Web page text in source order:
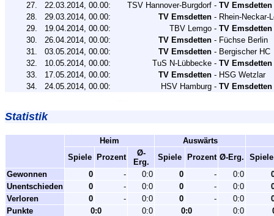
27.
22.03.2014, 00.00: TSV Hannover-Burgdorf - TV Emsdetten
28.
29.03.2014, 00.00: TV Emsdetten - Rhein-Neckar-
29.
19.04.2014, 00.00: TBV Lemgo - TV Emsdetten
30.
26.04.2014, 00.00: TV Emsdetten - Füchse Berlin
31.
03.05.2014, 00.00: TV Emsdetten - Bergischer HC
32.
10.05.2014, 00.00: TuS N-Lübbecke - TV Emsdetten
33.
17.05.2014, 00.00: TV Emsdetten - HSG Wetzlar
34.
24.05.2014, 00.00: HSV Hamburg - TV Emsdetten
Statistik
Heim
Auswärts
Spiele
Prozent
Ø-
Erg.
Spiele Prozent Ø-Erg.
Spiele
Gewonnen
0 - 0:0 0 - 0:0
Unentschieden
0 - 0:0 0 - 0:0
Verloren
0 - 0:0 0 - 0:0
Punkte
0:0 0:0 0:0 0:0